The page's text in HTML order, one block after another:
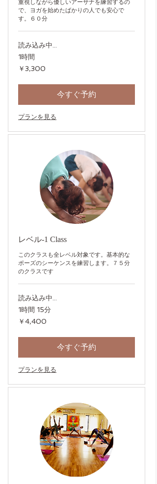
重視しながら優しいアーサナを練習するの
で、ヨガを始めたばかりの人でも安心で
す。６０分
読み込み中...
1時間
3,300
円
￥3,300
今すぐ予約
プランを見る
レベル-1 Class
このクラスも全レベル対象です。基本的な
ポーズのシーケンスを練習します。７５分
のクラスです
読み込み中...
1時間 15分
4,400
円
￥4,400
今すぐ予約
プランを見る